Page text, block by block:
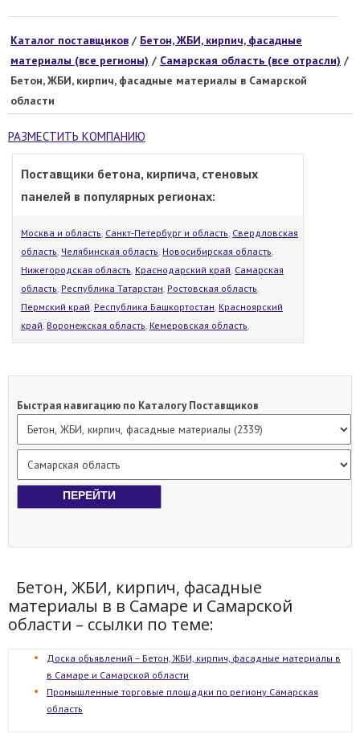
Каталог поставщиков / Бетон, ЖБИ, кирпич, фасадные
материалы (все регионы) / Самарская область (все отрасли) /
Бетон, ЖБИ, кирпич, фасадные материалы в Самарской
области
РАЗМЕСТИТЬ КОМПАНИЮ
Поставщики бетона, кирпича, стеновых
панелей в популярных регионах:
Москва и область, Санкт-Петербург и область, Свердловская
область, Челябинская область, Новосибирская область,
Нижегородская область, Краснодарский край, Самарская
область, Республика Татарстан, Ростовская область,
Пермский край, Республика Башкортостан, Красноярский
край, Воронежская область, Кемеровская область,
Быстрая навигацию по Каталогу Поставщиков
Бетон, ЖБИ, кирпич, фасадные
материалы в в Самаре и Самарской
области – ссылки по теме:
Доска объявлений – Бетон, ЖБИ, кирпич, фасадные материалы в
в Самаре и Самарской области
Промышленные торговые площадки по региону Самарская
область